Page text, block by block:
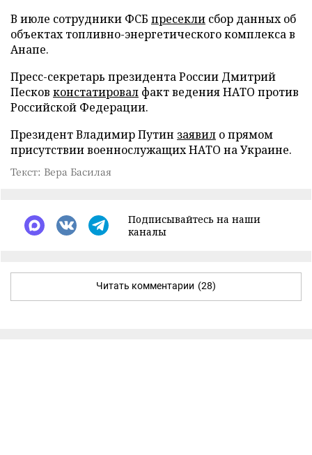
В июле сотрудники ФСБ пресекли сбор данных об
объектах топливно-энергетического комплекса в
Анапе.
Пресс-секретарь президента России Дмитрий
Песков констатировал факт ведения НАТО против
Российской Федерации.
Президент Владимир Путин заявил о прямом
присутствии военнослужащих НАТО на Украине.
Текст: Вера Басилая
Подписывайтесь на наши
каналы
Читать комментарии (28)